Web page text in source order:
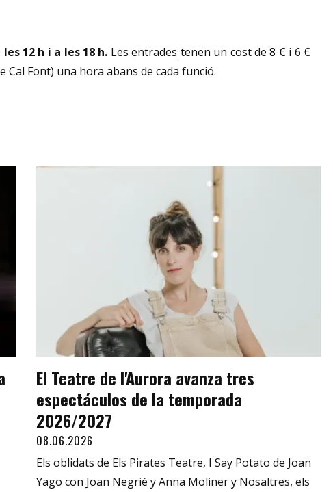
12 h i a les 18 h. Lesentrades tenen un cost de 8 € i 6 €
Font) una hora abans de cada funció.
El Teatre de l'Aurora avanza tres
espectáculos de la temporada
2026/2027
08.06.2026
Els oblidats de Els Pirates Teatre, I Say Potato de Joan
Yago con Joan Negrié y Anna Moliner y Nosaltres, els